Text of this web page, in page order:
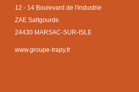
12 - 14 Boulevard de l'industrie
ZAE Saltgourde
24430 MARSAC-SUR-ISLE
www.groupe-trapy.fr